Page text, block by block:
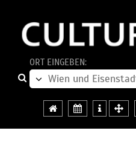
ORT EINGEBEN: